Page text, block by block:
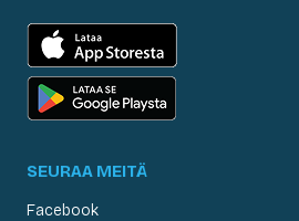
SEURAA MEITÄ
Facebook